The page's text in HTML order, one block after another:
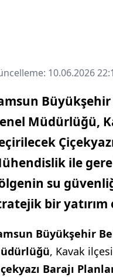
10.06.2026
Müdürlüğü,
ile
su
bir yatırım
Büyükşehir
, Kavak
Barajı